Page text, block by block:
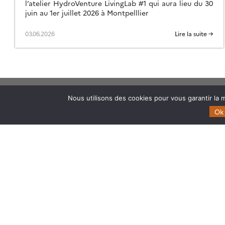
l’atelier HydroVenture LivingLab #1 qui aura lieu du 30
juin au 1er juillet 2026 à Montpelllier
03.06.2026 Lire la suite →
Gouvernance
Domaines d’expertise
CES Cryosphère
Nous utilisons des cookies pour vous garantir
Ok